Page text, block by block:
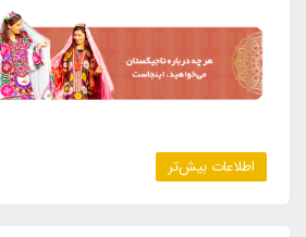
اطلاعات بیش‌تر